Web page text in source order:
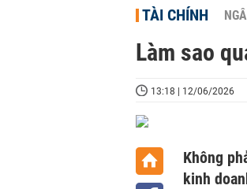
TÀI CHÍNH
Làm sao
13:18 | 12/06/2026
Không
kinh